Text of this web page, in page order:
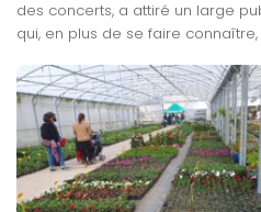
des concerts, a attiré un large
qui, en plus de se faire